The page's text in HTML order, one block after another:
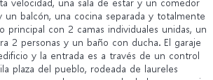
velocidad, una sala de estar y un comedor
un balcón, una cocina separada y totalmente
principal con 2 camas individuales unidas, un
2 personas y un baño con ducha. El garaje
y la entrada es a través de un control
plaza del pueblo, rodeada de laureles